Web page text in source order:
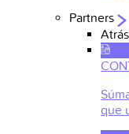
Partners
Atrás
que